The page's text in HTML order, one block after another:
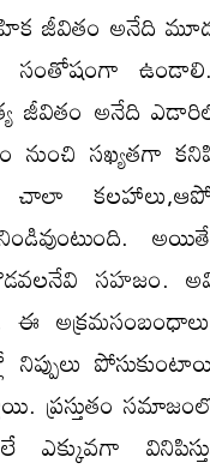
జీవితం అనేది
ఉండాలి.
జీవితం అనేది
నుంచి సఖ్యతగా
సహజం.
నిప్పులు
ప్రస్తుతం
ఎక్కువగా